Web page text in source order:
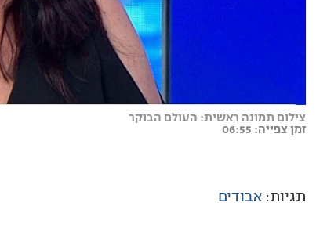
צילום תמונה ראשית: העולם הבוקר
זמן צפייה: 06:55
תגיות: אבודים